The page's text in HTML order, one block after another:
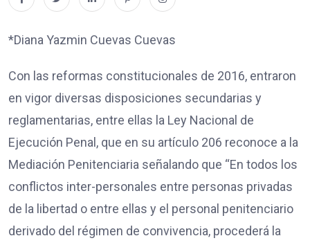
*Diana Yazmin Cuevas Cuevas
Con las reformas constitucionales de 2016, entraron
en vigor diversas disposiciones secundarias y
reglamentarias, entre ellas la Ley Nacional de
Ejecución Penal, que en su artículo 206 reconoce a la
Mediación Penitenciaria señalando que “En todos los
conflictos inter-personales entre personas privadas
de la libertad o entre ellas y el personal penitenciario
derivado del régimen de convivencia, procederá la